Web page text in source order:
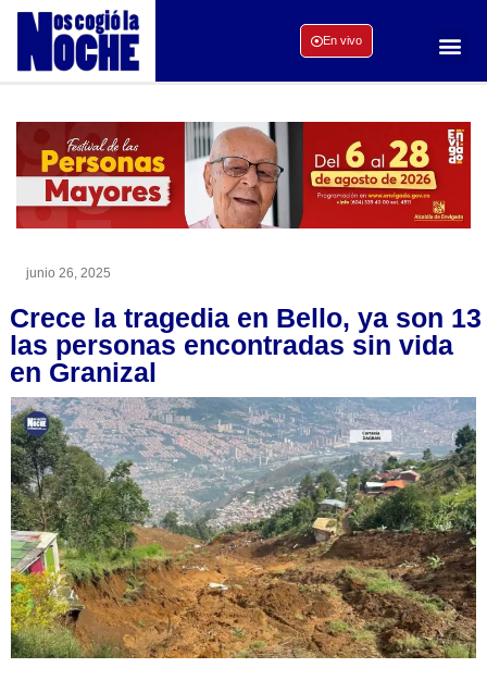
En vivo
junio 26, 2025
Crece la tragedia en Bello, ya son 13
las personas encontradas sin vida
en Granizal